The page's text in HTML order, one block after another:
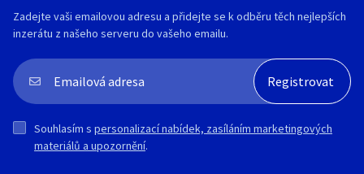
užitečná (nakládáte): 500Kg
⚙️Technické parametry a výhody:
✅ 2x značková náprava 750Kg - vyšší
konstrukční nosnost.
✅ Pevný svařovaný rám - křížové
✅ Oj-uzavřený profil-vyztužená dvěma
výztuhami.
Zadejte vaši emailovou adresu a přidejte se k odběru těch nejlepších
inzerátu z našeho serveru do vašeho emailu.
Souhlasím s personalizací nabídek, zasíláním marketingových
materiálů a upozornění.